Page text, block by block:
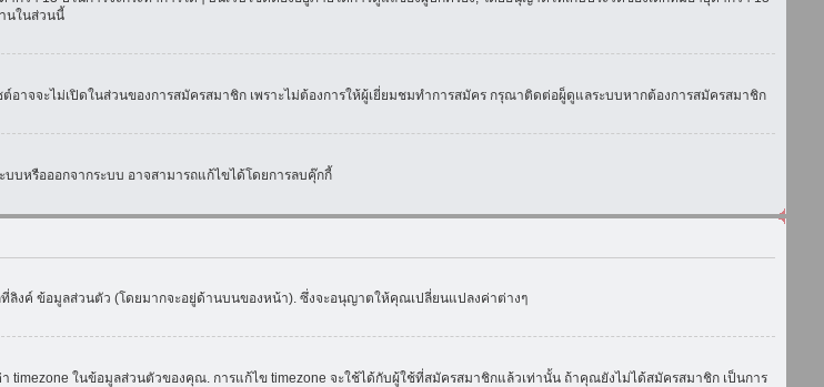
นในส่วนนี้
าจจะไม่เปิดในส่วนของการสมัครสมาชิก เพราะไม่ต้องการให้ผู้เยี่ยมชมทำการสมัคร กรุณาติดต่อผู็ดูแลระบบหากต้องการสมัครสมาชิก
บหรือออกจากระบบ อาจสามารถแก้ไขได้โดยการลบคุ๊กกี้
งค์ ข้อมูลส่วนตัว (โดยมากจะอยู่ด้านบนของหน้า). ซึ่งจะอนุญาตให้คุณเปลี่ยนแปลงค่าต่างๆ
ในข้อมูลส่วนตัวของคุณ. การแก้ไข timezone จะใช้ได้กับผู้ใช้ที่สมัครสมาชิกแล้วเท่านั้น ถ้าคุณยังไม่ได้สมัครสมาชิก เป็นการ